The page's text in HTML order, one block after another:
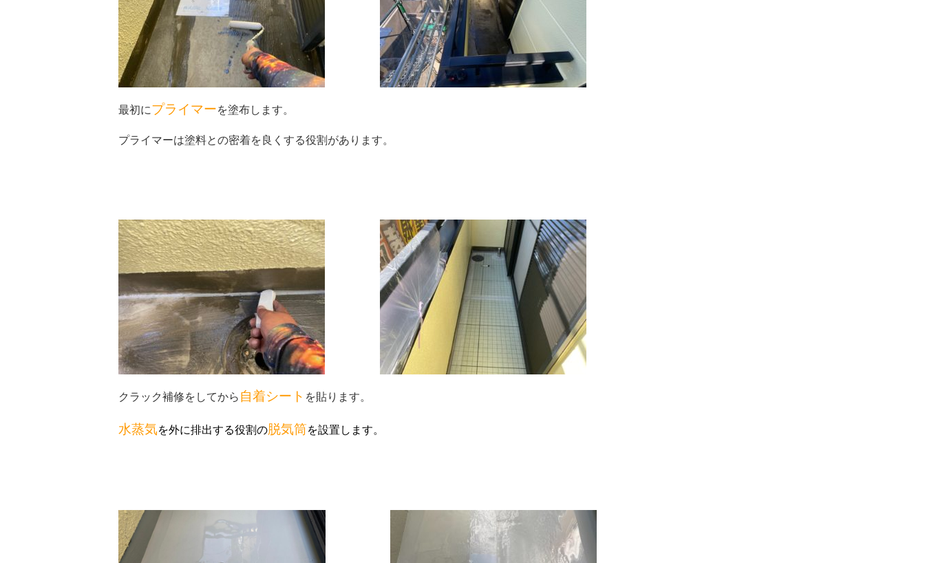
最初にプライマーを塗布します。
プライマーは塗料との密着を良くする役割があります。
クラック補修をしてから 自着シート を貼ります。
水蒸気を外に排出する役割の脱気筒を設置します。